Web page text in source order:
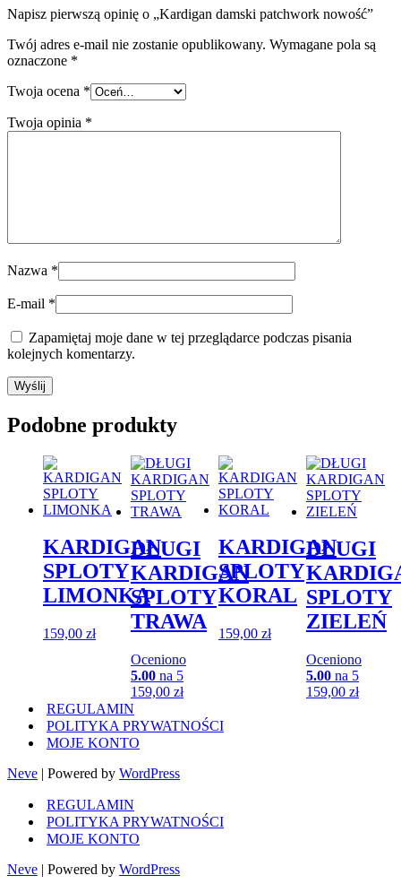
Napisz pierwszą opinię o „Kardigan damski patchwork nowość”
Twój adres e-mail nie zostanie opublikowany. Wymagane pola są
oznaczone *
Twoja ocena *
Twoja opinia *
Nazwa *
E-mail *
Zapamiętaj moje dane w tej przeglądarce podczas pisania
kolejnych komentarzy.
Podobne produkty
KARDIGAN
SPLOTY
LIMONKA
159,00 zł
DŁUGI
KARDIGAN
SPLOTY
TRAWA
Oceniono
5.00na 5
159,00 zł
KARDIGAN
SPLOTY
KORAL
159,00 zł
DŁUGI
SPLOTY
ZIELEŃ
Oceniono
5.00na 5
159,00 zł
REGULAMIN
POLITYKA PRYWATNOŚCI
MOJE KONTO
Neve | Powered by WordPress
REGULAMIN
POLITYKA PRYWATNOŚCI
MOJE KONTO
Neve | Powered by WordPress